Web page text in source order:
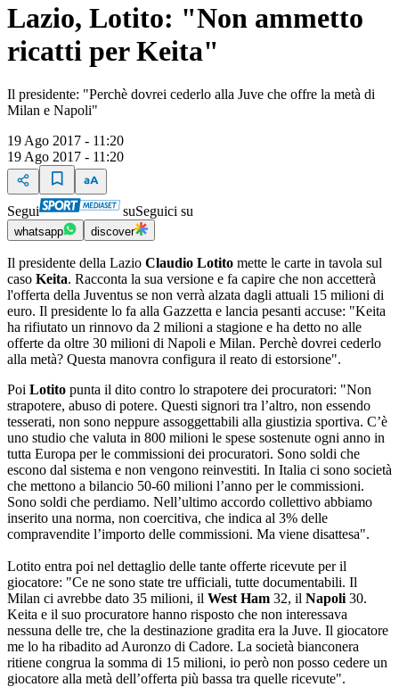
Lazio, Lotito: "Non ammetto
ricatti per Keita"
Il presidente: "Perchè dovrei cederlo alla Juve che offre la metà di
Milan e Napoli"
19 Ago 2017 - 11:20
19 Ago 2017 - 11:20
Segui suSeguici su
whatsapp discover
Il presidente della Lazio Claudio Lotito mette le carte in tavola sul
caso Keita. Racconta la sua versione e fa capire che non accetterà
l'offerta della Juventus se non verrà alzata dagli attuali 15 milioni di
euro. Il presidente lo fa alla Gazzetta e lancia pesanti accuse: "Keita
ha rifiutato un rinnovo da 2 milioni a stagione e ha detto no alle
offerte da oltre 30 milioni di Napoli e Milan. Perchè dovrei cederlo
alla metà? Questa manovra configura il reato di estorsione".
Poi Lotito punta il dito contro lo strapotere dei procuratori: "Non
strapotere, abuso di potere. Questi signori tra l’altro, non essendo
tesserati, non sono neppure assoggettabili alla giustizia sportiva. C’è
uno studio che valuta in 800 milioni le spese sostenute ogni anno in
tutta Europa per le commissioni dei procuratori. Sono soldi che
escono dal sistema e non vengono reinvestiti. In Italia ci sono società
che mettono a bilancio 50-60 milioni l’anno per le commissioni.
Sono soldi che perdiamo. Nell’ultimo accordo collettivo abbiamo
inserito una norma, non coercitiva, che indica al 3% delle
compravendite l’importo delle commissioni. Ma viene disattesa".
Lotito entra poi nel dettaglio delle tante offerte ricevute per il
giocatore: "Ce ne sono state tre ufficiali, tutte documentabili. Il
Milan ci avrebbe dato 35 milioni, il West Ham 32, il Napoli 30.
Keita e il suo procuratore hanno risposto che non interessava
nessuna delle tre, che la destinazione gradita era la Juve. Il giocatore
me lo ha ribadito ad Auronzo di Cadore. La società bianconera
ritiene congrua la somma di 15 milioni, io però non posso cedere un
giocatore alla metà dell’offerta più bassa tra quelle ricevute".